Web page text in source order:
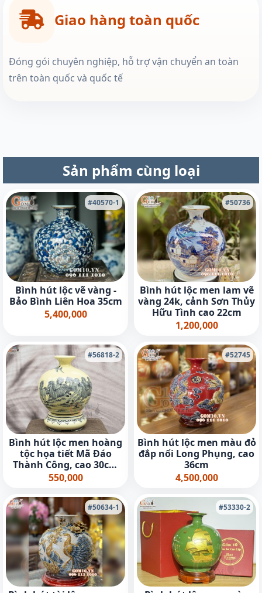
Giao hàng toàn quốc
Đóng gói chuyên nghiệp, hỗ trợ vận chuyển an toàn
trên toàn quốc và quốc tế
Sản phẩm cùng loại
#40570-1
Bình hút lộc vẽ vàng -
Bảo Bình Liên Hoa 35cm
5,400,000
#50736
Bình hút lộc men lam vẽ
vàng 24k, cảnh Sơn Thủy
Hữu Tình cao 22cm
1,200,000
#56818-2
Bình hút lộc men hoàng
tộc họa tiết Mã Đáo
Thành Công, cao 30cm
(cả đế)
550,000
#52745
Bình hút lộc men màu đỏ
đắp nổi Long Phụng, cao
36cm
4,500,000
#50634-1 #53330-2